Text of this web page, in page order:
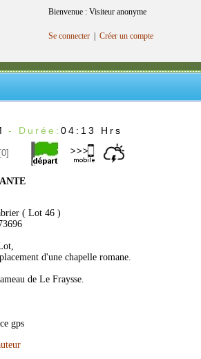
Bienvenue : Visiteur anonyme
Se connecter Créer un compte
- Durée: 04:13 Hrs
[0]
( Lot 46 )
d'une chapelle romane.
de Le Fraysse.
gps